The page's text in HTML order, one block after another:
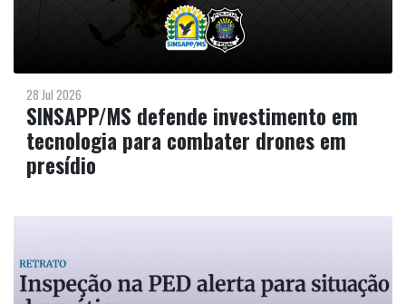
28 Jul 2026
SINSAPP/MS defende investimento em
tecnologia para combater drones em
presídio